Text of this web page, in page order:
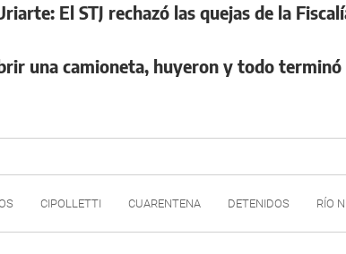
El STJ rechazó las quejas de la
una camioneta, huyeron y todo
CIPOLLETTI CUARENTENA DETENIDOS RÍO